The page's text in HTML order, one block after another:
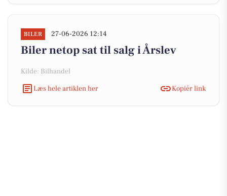
BILER 27-06-2026 12:14
Biler netop sat til salg i Årslev
Kilde: Bilhandel
Læs hele artiklen her
Kopiér link